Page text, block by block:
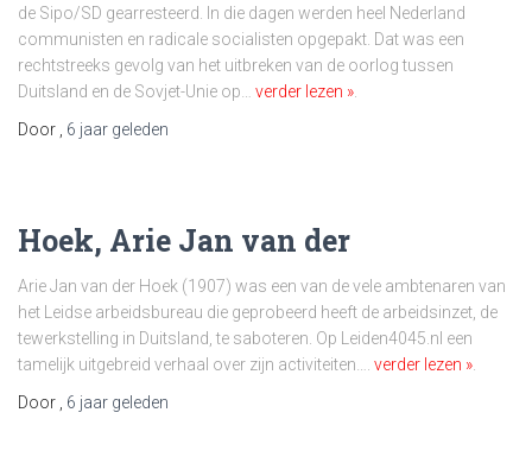
de Sipo/SD gearresteerd. In die dagen werden heel Nederland
communisten en radicale socialisten opgepakt. Dat was een
rechtstreeks gevolg van het uitbreken van de oorlog tussen
Duitsland en de Sovjet-Unie op… verder lezen ».
Door , 6 jaar geleden
Hoek, Arie Jan van der
Arie Jan van der Hoek (1907) was een van de vele ambtenaren van
het Leidse arbeidsbureau die geprobeerd heeft de arbeidsinzet, de
tewerkstelling in Duitsland, te saboteren. Op Leiden4045.nl een
tamelijk uitgebreid verhaal over zijn activiteiten…. verder lezen ».
Door , 6 jaar geleden